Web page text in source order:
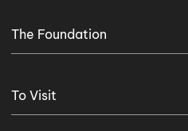
The Foundation
History of the Foundation
To Visit